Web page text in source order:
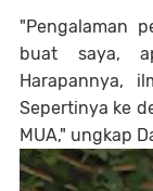
"Pengalaman
buat saya,
Harapannya,
Sepertinya ke
MUA," ungkap